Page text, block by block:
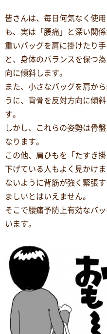
皆さんは、毎日何気なく使
も、実は「腰痛」と深い関
重いバッグを肩に掛けたり
と、身体のバランスを保つ
向に傾斜します。
また、小さなバッグを肩か
うに、背骨を反対方向に傾
す。
しかし、これらの姿勢は骨
なります。
この他、肩ひもを「たすき
下げている人もよく見かけ
ないように背筋が強く緊張
ましいとはいえません。
そこで腰痛予防上有効なバ
います。